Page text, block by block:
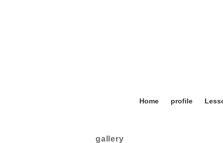
Home profile
gallery